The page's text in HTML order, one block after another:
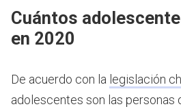
Cuántos
en 2020
De acuerdo con la legislación
adolescentes son las personas